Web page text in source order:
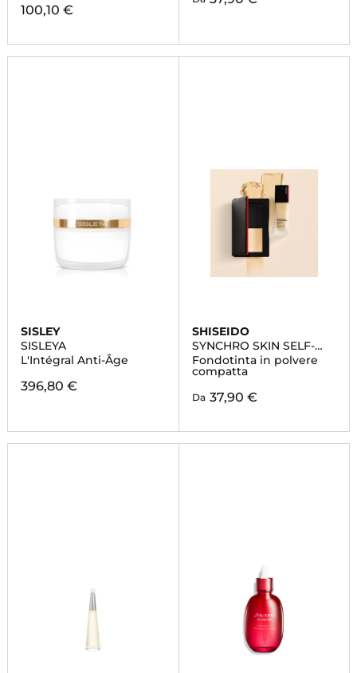
100,10 €
SISLEY
SISLEYA
L'Intégral Anti-Âge
396,80 €
SHISEIDO
SYNCHRO SKIN SELF-
REFRESHING CUSTOM
FINISH POWDER
FOUNDATION
Fondotinta in polvere
compatta
Da 37,90 €